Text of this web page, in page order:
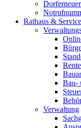
Rathaus & Service
Bau-
Verwaltung